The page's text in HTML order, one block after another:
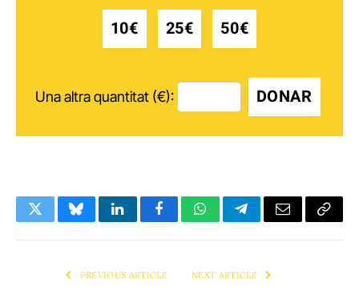
10€ 25€ 50€
Una altra quantitat (€): DONAR
TwitterBlueskyLinkedInFacebookWhatsAppTelegramEmail Copy
PREVIOUS ARTICLE NEXT ARTICLE